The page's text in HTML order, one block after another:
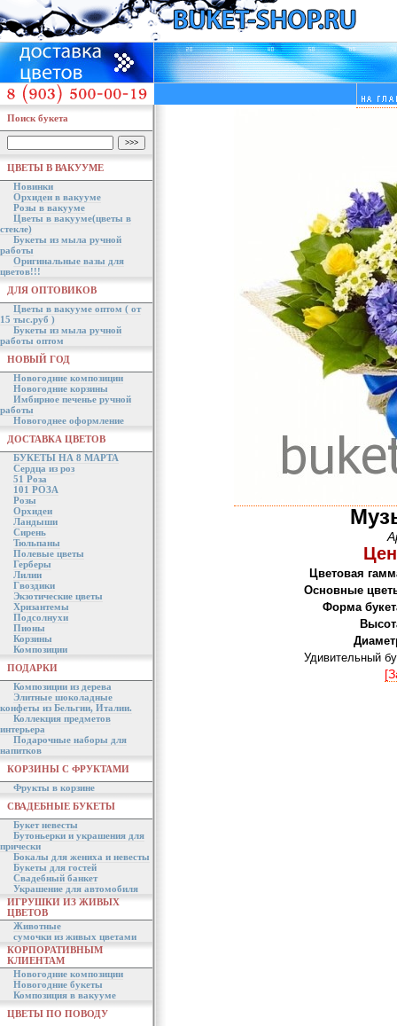
Поиск букета
ЦВЕТЫ В ВАКУУМЕ
Новинки
Орхидеи в вакууме
Розы в вакууме
Цветы в вакууме(цветы в
стекле)
Букеты из мыла ручной
работы
Оригинальные вазы для
цветов!!!
ДЛЯ ОПТОВИКОВ
Цветы в вакууме оптом ( от
15 тыс.руб )
Букеты из мыла ручной
работы оптом
НОВЫЙ ГОД
Новогодние композиции
Новогодние корзины
Имбирное печенье ручной
работы
Новогоднее оформление
ДОСТАВКА ЦВЕТОВ
БУКЕТЫ НА 8 МАРТА
Сердца из роз
51 Роза
101 РОЗА
Розы
Орхидеи
Ландыши
Сирень
Тюльпаны
Полевые цветы
Герберы
Лилии
Гвоздики
Экзотические цветы
Хризантемы
Подсолнухи
Пионы
Корзины
Композиции
ПОДАРКИ
Композиции из дерева
Элитные шоколадные
конфеты из Бельгии, Италии.
Коллекция предметов
интерьера
Подарочные наборы для
напитков
КОРЗИНЫ С ФРУКТАМИ
Фрукты в корзине
СВАДЕБНЫЕ БУКЕТЫ
Букет невесты
Бутоньерки и украшения для
прически
Бокалы для жениха и невесты
Букеты для гостей
Свадебный банкет
Украшение для автомобиля
ИГРУШКИ ИЗ ЖИВЫХ
ЦВЕТОВ
Животные
сумочки из живых цветами
КОРПОРАТИВНЫМ
КЛИЕНТАМ
Новогодние композиции
Новогодние букеты
Композиция в вакууме
ЦВЕТЫ ПО ПОВОДУ
Цветовая
Основные
Форма
Удивительный